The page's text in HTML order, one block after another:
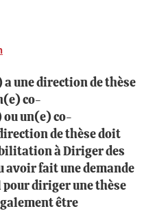
une direction de thèse
co-
un(e) co-
de thèse doit
à Diriger des
avoir fait une demande
diriger une thèse
être